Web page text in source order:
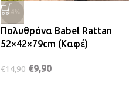
-34%
Πολυθρόνα Babel Rattan
52×42×79cm (Καφέ)
€14,90 €9,90